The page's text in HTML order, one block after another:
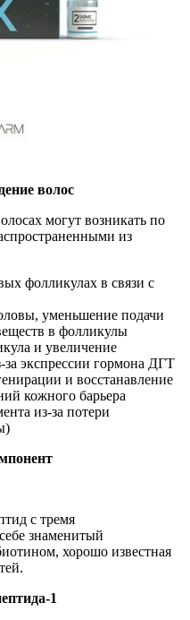
волос
могут возникать по
из
фолликулах в связи с
уменьшение подачи
в фолликулы
и увеличение
экспрессии гормона ДГТ
и восстанавление
кожного барьера
из-за потери
с тремя
знаменитый
хорошо известная
1